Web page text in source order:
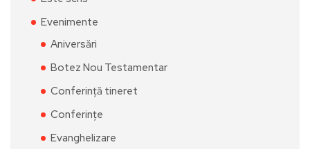
Evenimente
Aniversări
Botez Nou Testamentar
Conferință tineret
Conferințe
Evanghelizare